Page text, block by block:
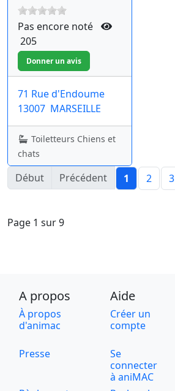
Pas encore noté
205
71 Rue d'Endoume
13007 MARSEILLE
Toiletteurs Chiens et
chats
Début Précédent 1 2 3
Page 1 sur 9
A propos Aide
À propos
d'animac
Créer un
compte
Presse
Se
connecter
à aniMAC